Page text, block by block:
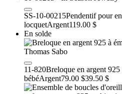
SS-10-00215Pendentif pour
locquetArgent119.00 $
En solde
11-820Breloque en argent
bébéArgent79.00 $39.50 $